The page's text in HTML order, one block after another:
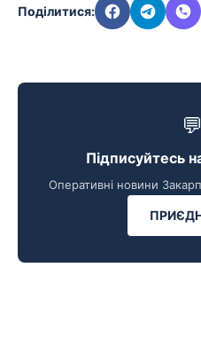
Поділитися:
💬
Підписуйтесь
Оперативні новини